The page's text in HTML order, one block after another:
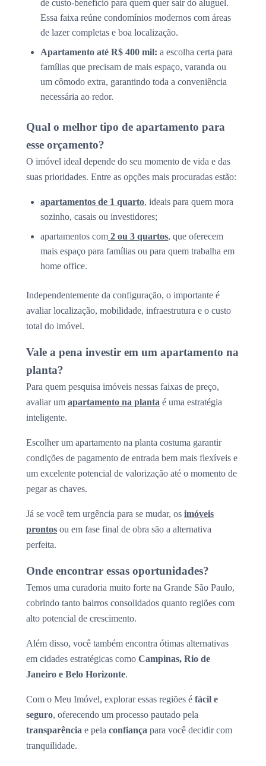
de custo-benefício para quem quer sair do aluguel.
Essa faixa reúne condomínios modernos com áreas
de lazer completas e boa localização.
Apartamento até R$ 400 mil: a escolha certa para
famílias que precisam de mais espaço, varanda ou
um cômodo extra, garantindo toda a conveniência
necessária ao redor.
Qual o melhor tipo de apartamento para
esse orçamento?
O imóvel ideal depende do seu momento de vida e das
suas prioridades. Entre as opções mais procuradas estão:
apartamentos de 1 quarto, ideais para quem mora
sozinho, casais ou investidores;
apartamentos com 2 ou 3 quartos, que oferecem
mais espaço para famílias ou para quem trabalha em
home office.
Independentemente da configuração, o importante é
avaliar localização, mobilidade, infraestrutura e o custo
total do imóvel.
Vale a pena investir em um apartamento na
planta?
Para quem pesquisa imóveis nessas faixas de preço,
avaliar um apartamento na planta é uma estratégia
inteligente.
Escolher um apartamento na planta costuma garantir
condições de pagamento de entrada bem mais flexíveis e
um excelente potencial de valorização até o momento de
pegar as chaves.
Já se você tem urgência para se mudar, os imóveis
prontos ou em fase final de obra são a alternativa
perfeita.
Onde encontrar essas oportunidades?
Temos uma curadoria muito forte na Grande São Paulo,
cobrindo tanto bairros consolidados quanto regiões com
alto potencial de crescimento.
Além disso, você também encontra ótimas alternativas
em cidades estratégicas como Campinas, Rio de
Janeiro e Belo Horizonte.
Com o Meu Imóvel, explorar essas regiões é fácil e
seguro, oferecendo um processo pautado pela
transparência e pela confiança para você decidir com
tranquilidade.